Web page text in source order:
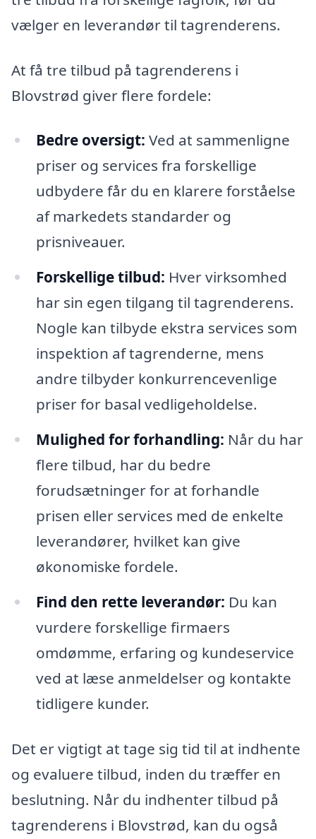
vælger en leverandør til tagrenderens.
At få tre tilbud på tagrenderens i
Blovstrød giver flere fordele:
Bedre oversigt: Ved at sammenligne
priser og services fra forskellige
udbydere får du en klarere forståelse
af markedets standarder og
prisniveauer.
Forskellige tilbud: Hver virksomhed
har sin egen tilgang til tagrenderens.
Nogle kan tilbyde ekstra services som
inspektion af tagrenderne, mens
andre tilbyder konkurrencevenlige
priser for basal vedligeholdelse.
Mulighed for forhandling: Når du har
flere tilbud, har du bedre
forudsætninger for at forhandle
prisen eller services med de enkelte
leverandører, hvilket kan give
økonomiske fordele.
Find den rette leverandør: Du kan
vurdere forskellige firmaers
omdømme, erfaring og kundeservice
ved at læse anmeldelser og kontakte
tidligere kunder.
Det er vigtigt at tage sig tid til at indhente
og evaluere tilbud, inden du træffer en
beslutning. Når du indhenter tilbud på
tagrenderens i Blovstrød, kan du også